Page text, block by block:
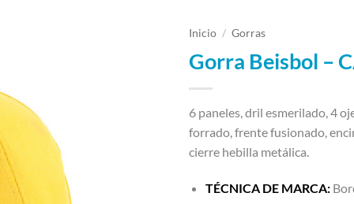
Inicio / Gorras
Gorra Beisbol –
6 paneles, dril esmerilado, 4
forrado, frente fusionado,
cierre hebilla metálica.
TÉCNICA DE MARCA: